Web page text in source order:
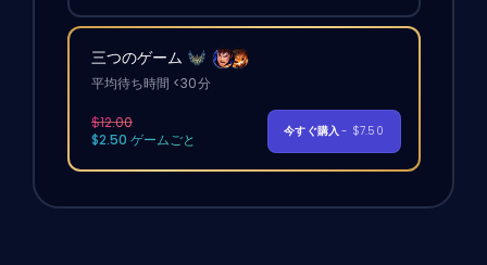
三つのゲーム
平均待ち時間 <30分
$12.00
$2.50 ゲームごと
今すぐ購入- $7.50